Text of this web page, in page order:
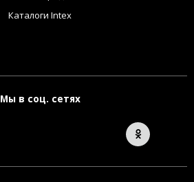
Каталоги Intex
Мы в соц. сетях